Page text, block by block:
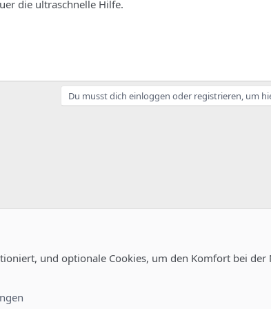
die ultraschnelle Hilfe.
Du musst dich einloggen oder registrieren, um
und optionale Cookies, um den Komfort bei der